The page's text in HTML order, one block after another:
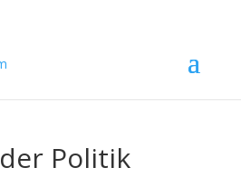
Politik